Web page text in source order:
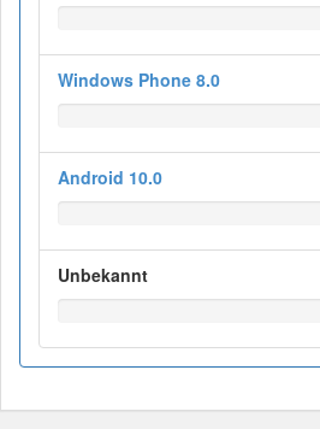
Windows Phone 8.0
Android 10.0
Unbekannt